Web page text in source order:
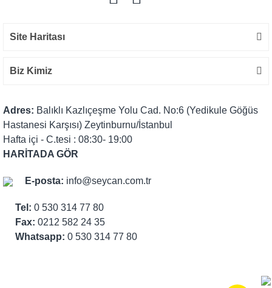
Site Haritası
Biz Kimiz
Adres: Balıklı Kazlıçeşme Yolu Cad. No:6 (Yedikule Göğüs
Hastanesi Karşısı) Zeytinburnu/İstanbul
Hafta içi - C.tesi : 08:30- 19:00
HARİTADA GÖR
E-posta: info@seycan.com.tr
Tel: 0 530 314 77 80
Fax: 0212 582 24 35
Whatsapp: 0 530 314 77 80